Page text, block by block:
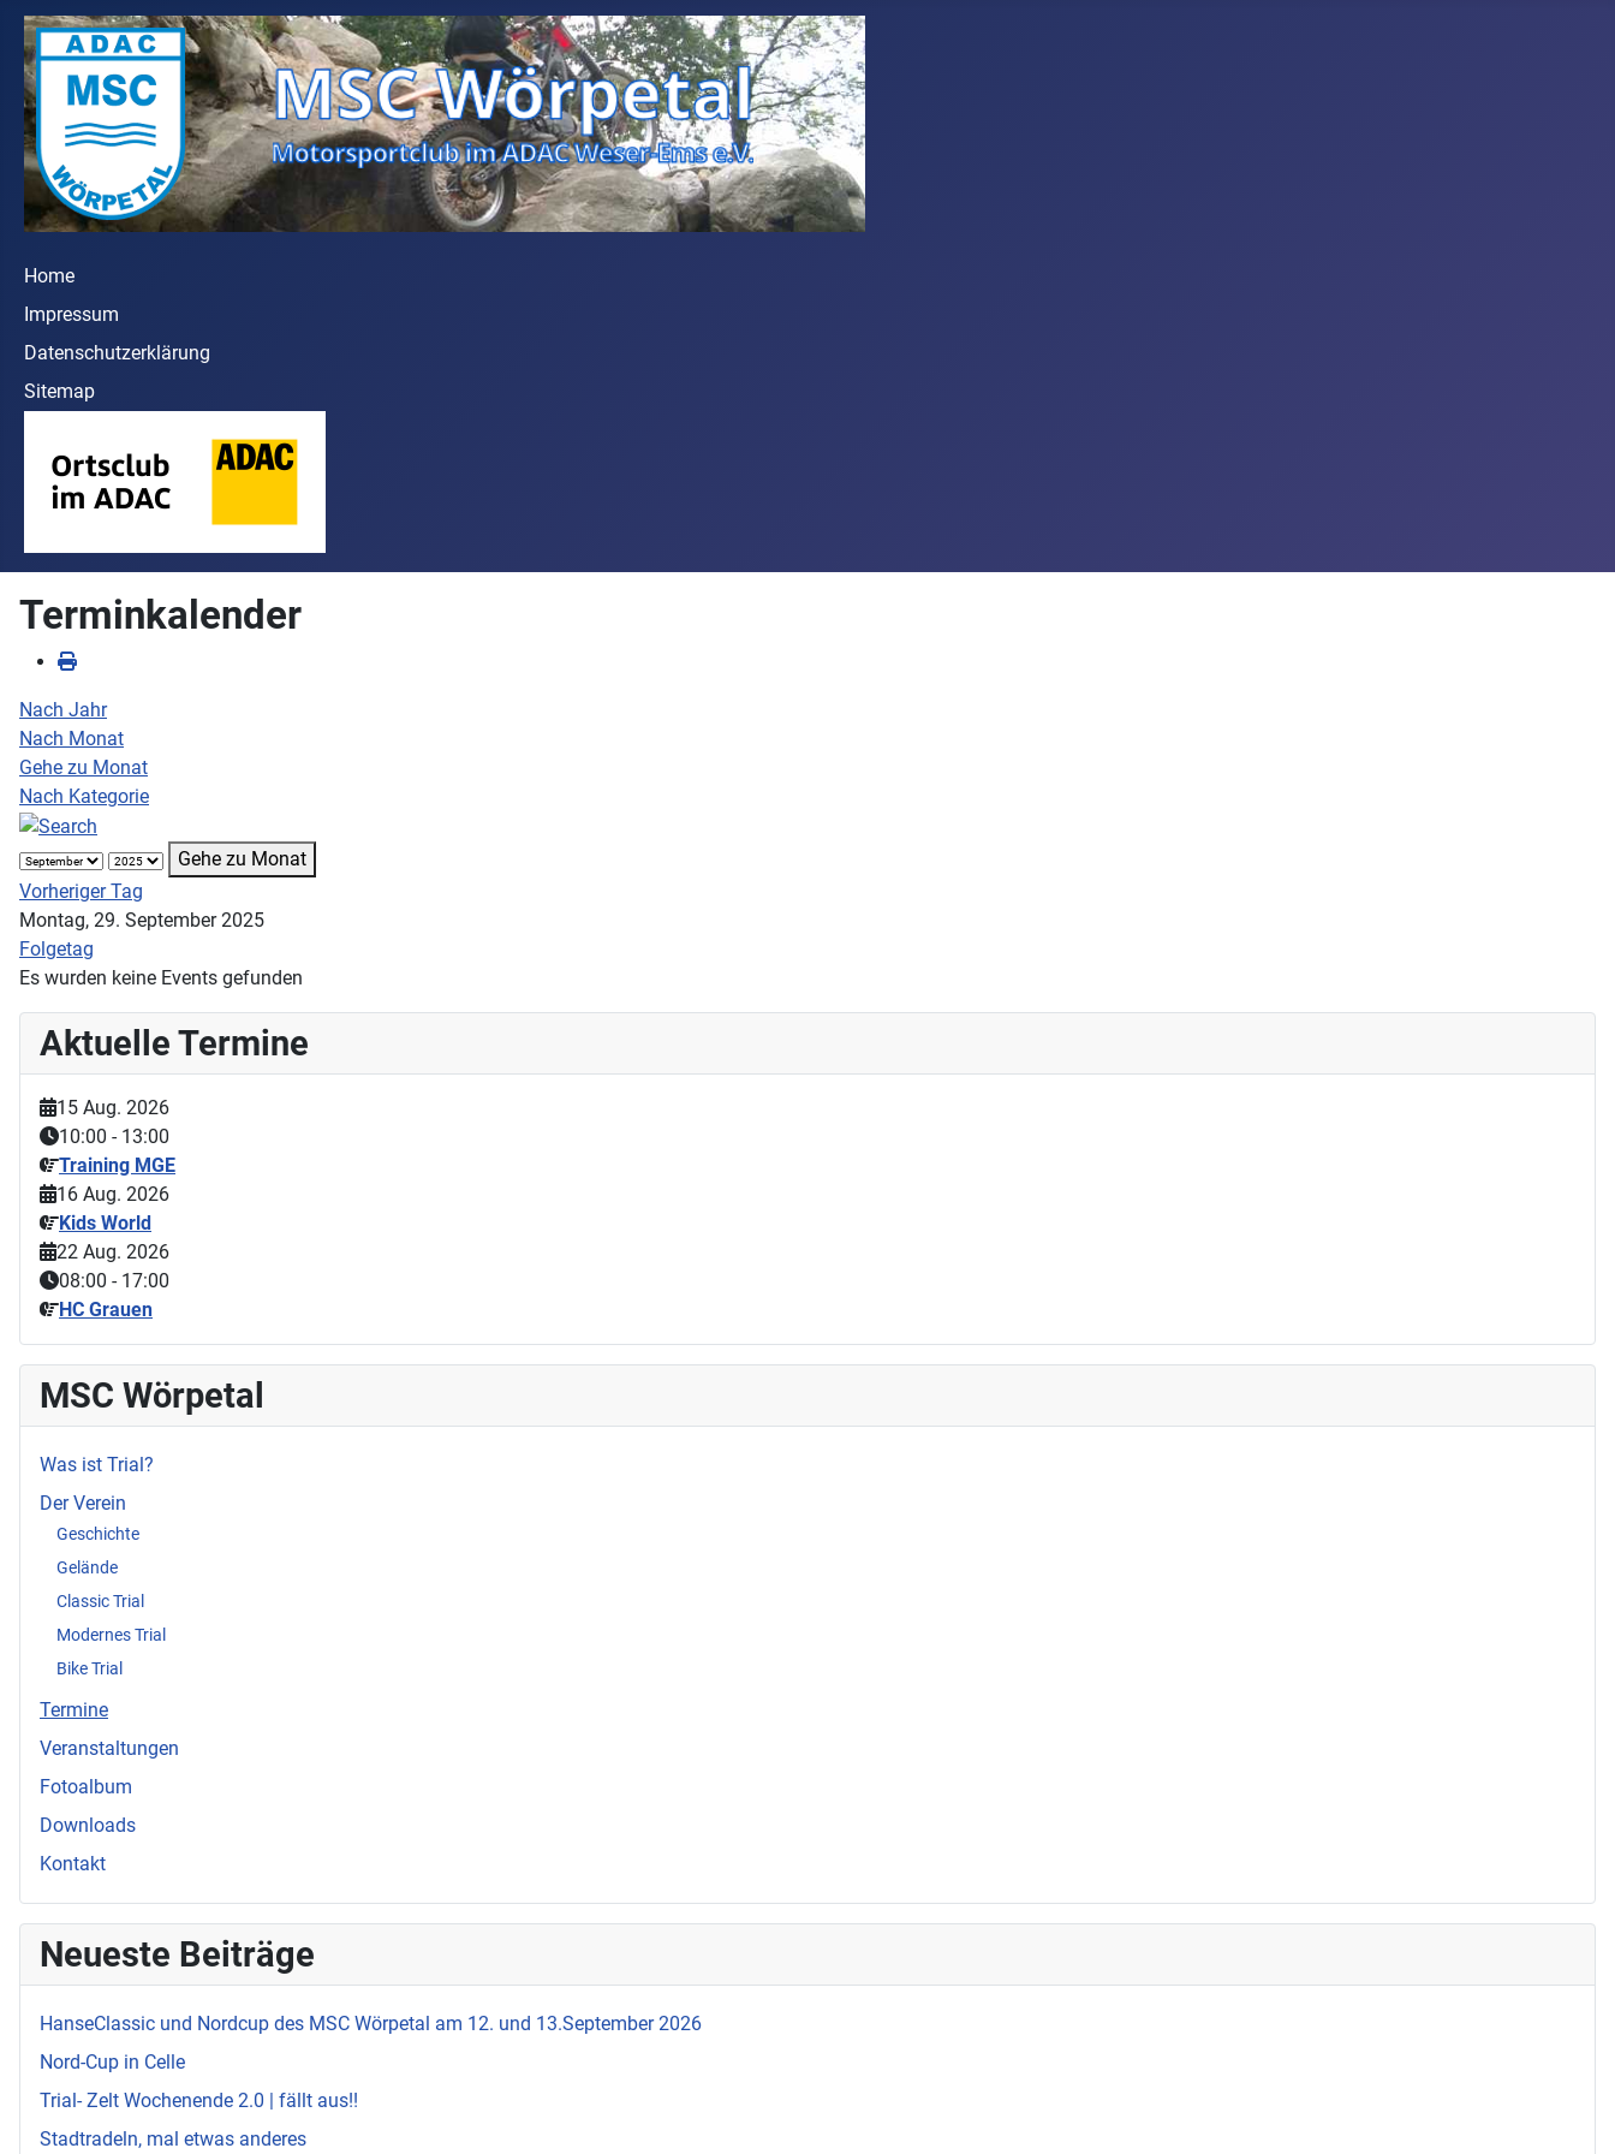
Home
Impressum
Datenschutzerklärung
Sitemap
Terminkalender
Nach Jahr
Nach Monat
Gehe zu Monat
Nach Kategorie
Gehe zu Monat
Vorheriger Tag
Montag, 29. September 2025
Folgetag
Es wurden keine Events gefunden
Aktuelle Termine
15 Aug. 2026
10:00 - 13:00
Training MGE
16 Aug. 2026
Kids World
22 Aug. 2026
08:00 - 17:00
HC Grauen
MSC Wörpetal
Was ist Trial?
Der Verein
Geschichte
Gelände
Classic Trial
Modernes Trial
Bike Trial
Termine
Veranstaltungen
Fotoalbum
Downloads
Kontakt
Neueste Beiträge
HanseClassic und Nordcup des MSC Wörpetal am 12. und 13.September 2026
Nord-Cup in Celle
Trial- Zelt Wochenende 2.0 | fällt aus!!
Stadtradeln, mal etwas anderes